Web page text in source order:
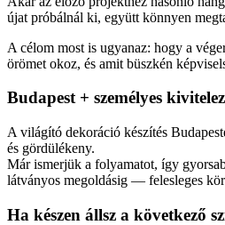
újat próbálnál ki, együtt könnyen
A célom most is ugyanaz: hogy a
örömet okoz, és amit büszkén
Budapest + személyes
A világító dekoráció készítés
és gördülékeny.
Már ismerjük a folyamatot, így
látványos megoldásig — felesleges
Ha készen állsz a következő